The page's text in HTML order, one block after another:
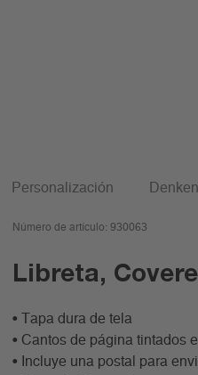
Personalización
Número de artículo: 930063
Libreta,
• Tapa dura de tela
• Cantos de página tintados
• Incluye una postal para